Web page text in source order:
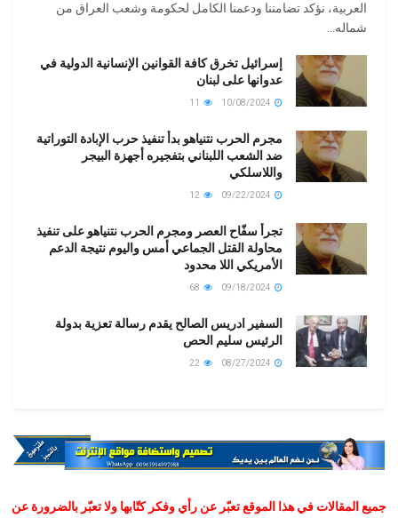
العربية، نؤكد تضامننا ودعمنا الكامل لحكومة وشعب العراق من
شماله...
إسرائيل تخرق كافة القوانين الإنسانية الدولية في
عدوانها على لبنان
مجرم الحرب نتنياهو بدأ تنفيذ حرب الإبادة التوراتية
ضد الشعب اللبناني بتفجيره أجهزة البيجر
واللاسلكي
تجرأ سفّاح العصر ومجرم الحرب نتنياهو على تنفيذ
محاولة القتل الجماعي أمس واليوم نتيجة الدعم
الأمريكي اللا محدود
السفير ادريس الصالح يقدم رسالة تعزية بدولة
الرئيس سليم الحص
جميع المقالات في هذا الموقع تعبّر عن رأي وفكر كتّابها ولا تعبّر بالضرورة عن